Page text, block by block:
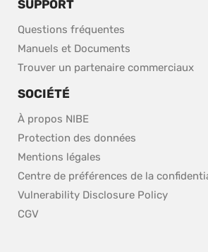
SUPPORT
Questions fréquentes
Manuels et Documents
Trouver un partenaire commerciaux
SOCIÉTÉ
À propos NIBE
Protection des données
Mentions légales
Centre de préférences de la
Vulnerability Disclosure Policypdf,
CGV